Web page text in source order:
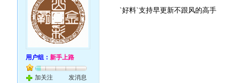
用户组：新手上路
加关注 发消息
`好料`支持早更新不跟风的高手